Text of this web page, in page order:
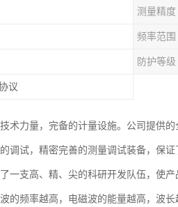
测量精度
频率范围
防护等级
议
术力量，完备的计量设施。公司提供
调试，精密完善的测量调试装备，保
一支高、精、尖的科研开发队伍，使产
的频率越高，电磁波的能量越高，波